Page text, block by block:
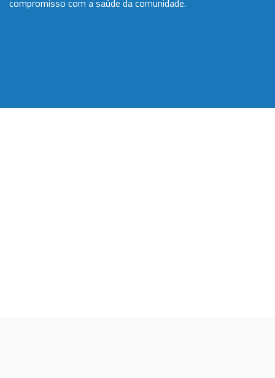
compromisso com a saúde da comunidade.